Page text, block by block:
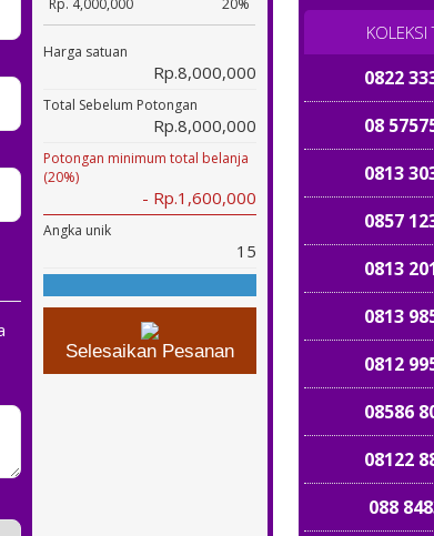
Rp. 4,000,000 20%
Harga satuan
Rp.8,000,000
Total Sebelum Potongan
Rp.8,000,000
Potongan minimum total belanja
(20%)
- Rp.1,600,000
Angka unik
15
Selesaikan Pesanan
KOLEKSI
0822
08
0813
0857
0813
0813
0812
08586
08122
088